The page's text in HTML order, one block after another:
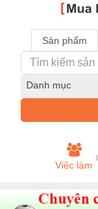
Sản phẩm
Danh mục
Việc làm